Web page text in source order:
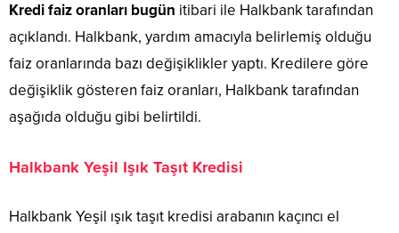
Kredifaizoranları bugün itibari ile Halkbank tarafından
açıklandı. Halkbank, yardım amacıyla belirlemiş olduğu
faiz oranlarında bazı değişiklikler yaptı. Kredilere göre
değişiklik gösteren faiz oranları, Halkbank tarafından
aşağıda olduğu gibi belirtildi.
Halkbank Yeşil Işık Taşıt Kredisi
Halkbank Yeşil ışık taşıt kredisi arabanın kaçıncı el